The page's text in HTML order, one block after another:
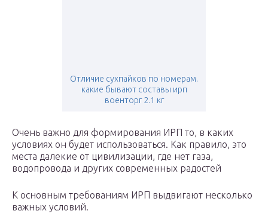
Отличие сухпайков по номерам.
какие бывают составы ирп
военторг 2.1 кг
Очень важно для формирования ИРП то, в каких
условиях он будет использоваться. Как правило, это
места далекие от цивилизации, где нет газа,
водопровода и других современных радостей
К основным требованиям ИРП выдвигают несколько
важных условий.